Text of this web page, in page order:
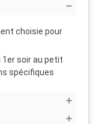
choisie pour
1er soir au petit
spécifiques